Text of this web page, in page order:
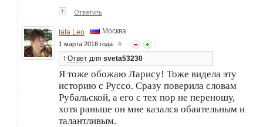
↑ Ответить
tata Leo Москва
1 марта 2016 года #
↑ Ответ для sveta53230
Я тоже обожаю Ларису! Тоже видела эту
историю с Руссо. Сразу поверила словам
Рубальской, а его с тех пор не переношу,
хотя раньше он мне казался обаятельным и
талантливым.